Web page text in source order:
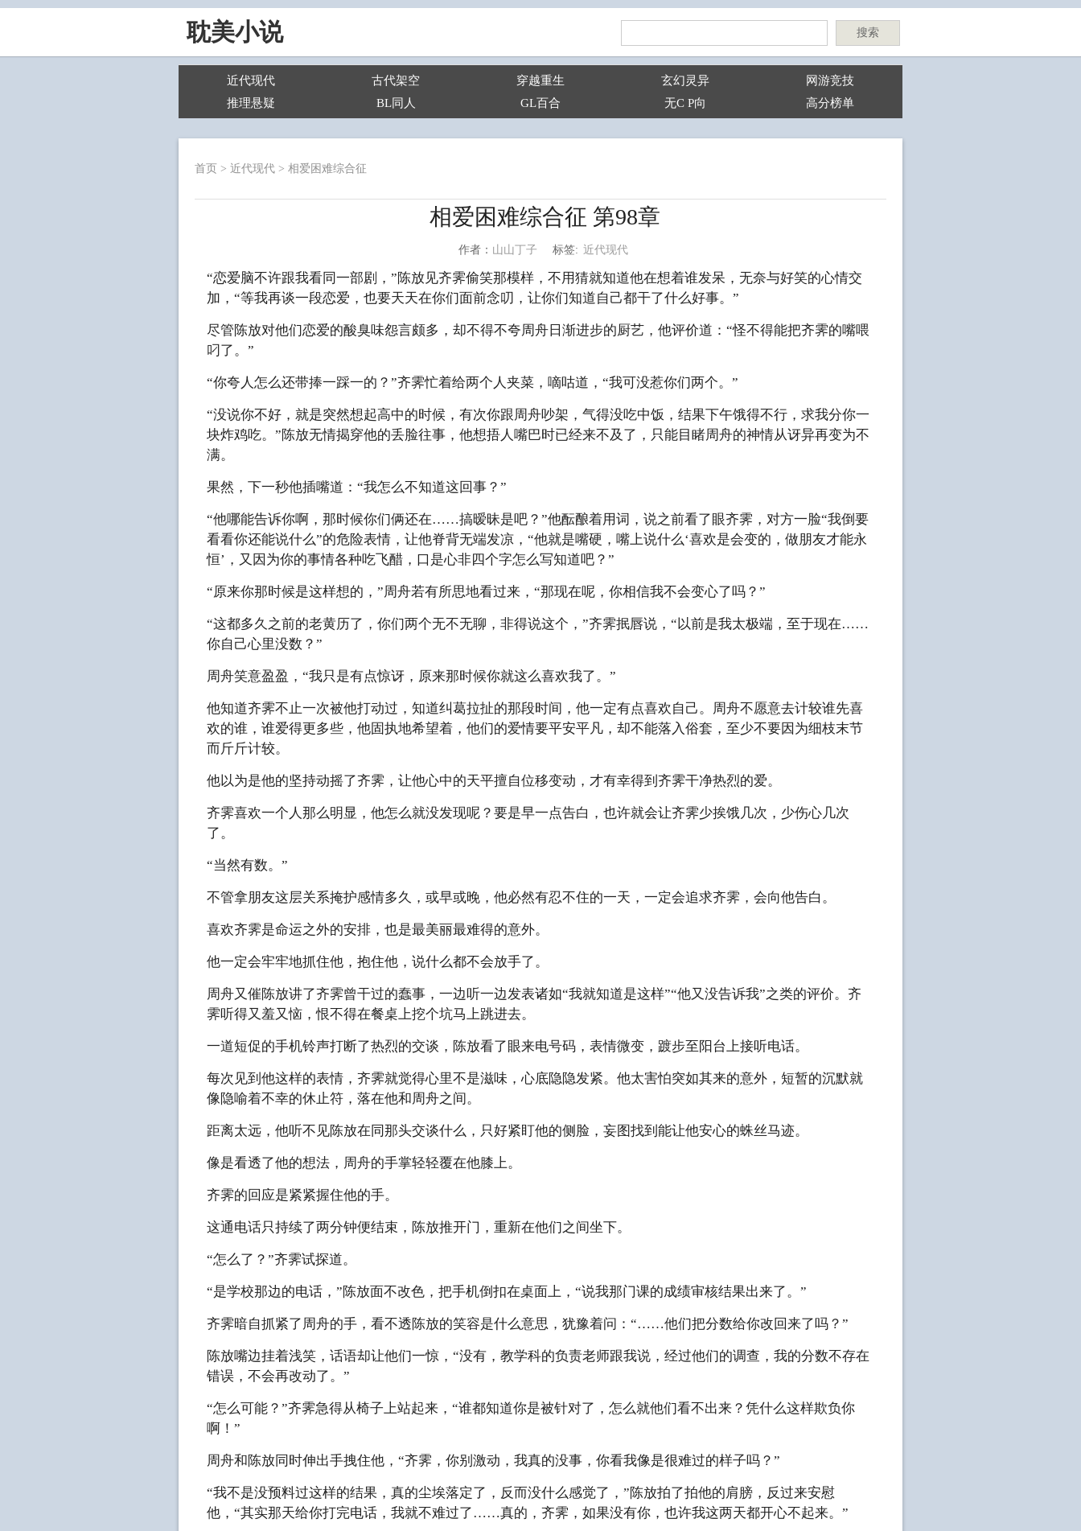
耽美小说 搜索
近代现代 古代架空 穿越重生 玄幻灵异
网游竞技
推理悬疑
BL同人 GL百合 无C P向 高分榜单
首页 > 近代现代 > 相爱困难综合征
相爱困难综合征 第98章
作者： 山山丁子 标签: 近代现代
“恋爱脑不许跟我看同一部剧，”陈放见齐霁偷笑那模样，不用猜就知道他在想着谁发呆，无奈与好笑的心情交
加，“等我再谈一段恋爱，也要天天在你们面前念叨，让你们知道自己都干了什么好事。”
尽管陈放对他们恋爱的酸臭味怨言颇多，却不得不夸周舟日渐进步的厨艺，他评价道：“怪不得能把齐霁的嘴喂
叼了。”
“你夸人怎么还带捧一踩一的？”齐霁忙着给两个人夹菜，嘀咕道，“我可没惹你们两个。”
“没说你不好，就是突然想起高中的时候，有次你跟周舟吵架，气得没吃中饭，结果下午饿得不行，求我分你一
块炸鸡吃。”陈放无情揭穿他的丢脸往事，他想捂人嘴巴时已经来不及了，只能目睹周舟的神情从讶异再变为不
满。
果然，下一秒他插嘴道：“我怎么不知道这回事？”
“他哪能告诉你啊，那时候你们俩还在……搞暧昧是吧？”他酝酿着用词，说之前看了眼齐霁，对方一脸“我倒要
看看你还能说什么”的危险表情，让他脊背无端发凉，“他就是嘴硬，嘴上说什么‘喜欢是会变的，做朋友才能永
恒’，又因为你的事情各种吃飞醋，口是心非四个字怎么写知道吧？”
“原来你那时候是这样想的，”周舟若有所思地看过来，“那现在呢，你相信我不会变心了吗？”
“这都多久之前的老黄历了，你们两个无不无聊，非得说这个，”齐霁抿唇说，“以前是我太极端，至于现在……
你自己心里没数？”
周舟笑意盈盈，“我只是有点惊讶，原来那时候你就这么喜欢我了。”
他知道齐霁不止一次被他打动过，知道纠葛拉扯的那段时间，他一定有点喜欢自己。周舟不愿意去计较谁先喜
欢的谁，谁爱得更多些，他固执地希望着，他们的爱情要平安平凡，却不能落入俗套，至少不要因为细枝末节
而斤斤计较。
他以为是他的坚持动摇了齐霁，让他心中的天平擅自位移变动，才有幸得到齐霁干净热烈的爱。
齐霁喜欢一个人那么明显，他怎么就没发现呢？要是早一点告白，也许就会让齐霁少挨饿几次，少伤心几次
了。
“当然有数。”
不管拿朋友这层关系掩护感情多久，或早或晚，他必然有忍不住的一天，一定会追求齐霁，会向他告白。
喜欢齐霁是命运之外的安排，也是最美丽最难得的意外。
他一定会牢牢地抓住他，抱住他，说什么都不会放手了。
周舟又催陈放讲了齐霁曾干过的蠢事，一边听一边发表诸如“我就知道是这样”“他又没告诉我”之类的评价。齐
霁听得又羞又恼，恨不得在餐桌上挖个坑马上跳进去。
一道短促的手机铃声打断了热烈的交谈，陈放看了眼来电号码，表情微变，踱步至阳台上接听电话。
每次见到他这样的表情，齐霁就觉得心里不是滋味，心底隐隐发紧。他太害怕突如其来的意外，短暂的沉默就
像隐喻着不幸的休止符，落在他和周舟之间。
距离太远，他听不见陈放在同那头交谈什么，只好紧盯他的侧脸，妄图找到能让他安心的蛛丝马迹。
像是看透了他的想法，周舟的手掌轻轻覆在他膝上。
齐霁的回应是紧紧握住他的手。
这通电话只持续了两分钟便结束，陈放推开门，重新在他们之间坐下。
“怎么了？”齐霁试探道。
“是学校那边的电话，”陈放面不改色，把手机倒扣在桌面上，“说我那门课的成绩审核结果出来了。”
齐霁暗自抓紧了周舟的手，看不透陈放的笑容是什么意思，犹豫着问：“……他们把分数给你改回来了吗？”
陈放嘴边挂着浅笑，话语却让他们一惊，“没有，教学科的负责老师跟我说，经过他们的调查，我的分数不存在
错误，不会再改动了。”
“怎么可能？”齐霁急得从椅子上站起来，“谁都知道你是被针对了，怎么就他们看不出来？凭什么这样欺负你
啊！”
周舟和陈放同时伸出手拽住他，“齐霁，你别激动，我真的没事，你看我像是很难过的样子吗？”
“我不是没预料过这样的结果，真的尘埃落定了，反而没什么感觉了，”陈放拍了拍他的肩膀，反过来安慰
他，“其实那天给你打完电话，我就不难过了……真的，齐霁，如果没有你，也许我这两天都开心不起来。”